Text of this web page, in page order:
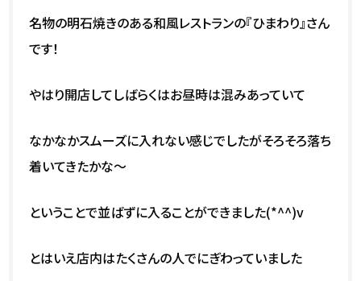
名物の明石焼きのある和風レストランの『ひまわり』さん
です！
やはり開店してしばらくはお昼時は混みあっていて
なかなかスムーズに入れない感じでしたがそろそろ落ち
着いてきたかな～
ということで並ばずに入ることができました(*^^)v
とはいえ店内はたくさんの人でにぎわっていました